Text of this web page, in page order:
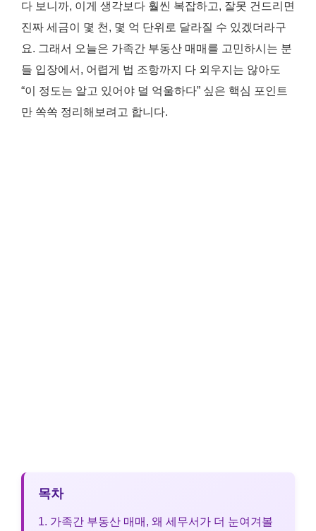
다 보니까, 이게 생각보다 훨씬 복잡하고, 잘못 건드리면
진짜 세금이 몇 천, 몇 억 단위로 달라질 수 있겠더라구
요. 그래서 오늘은 가족간 부동산 매매를 고민하시는 분
들 입장에서, 어렵게 법 조항까지 다 외우지는 않아도
“이 정도는 알고 있어야 덜 억울하다” 싶은 핵심 포인트
만 쏙쏙 정리해보려고 합니다.
목차
1. 가족간 부동산 매매, 왜 세무서가 더 눈여겨볼